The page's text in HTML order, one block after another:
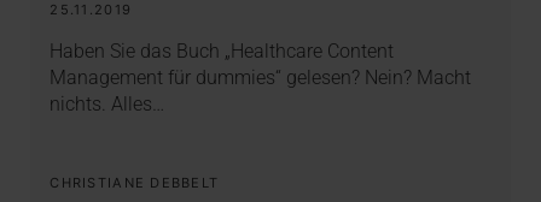
25.11.2019
Haben Sie das Buch „Healthcare Content
Management für dummies“ gelesen? Nein? Macht
nichts. Alles…
CHRISTIANE DEBBELT